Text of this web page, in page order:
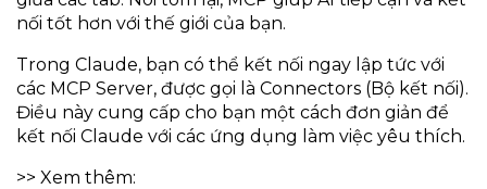
nối tốt hơn với thế giới của bạn.
Trong Claude, bạn có thể kết nối ngay lập tức với
các MCP Server, được gọi là Connectors (Bộ kết nối).
Điều này cung cấp cho bạn một cách đơn giản để
kết nối Claude với các ứng dụng làm việc yêu thích.
>> Xem thêm: